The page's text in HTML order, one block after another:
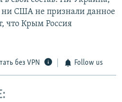
США не признали данное
что Крым Россия
без VPN Follow us